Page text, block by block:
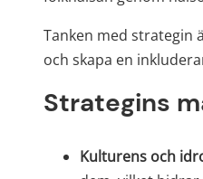
Tanken med strategin
och skapa en
Strategins
Kulturens och